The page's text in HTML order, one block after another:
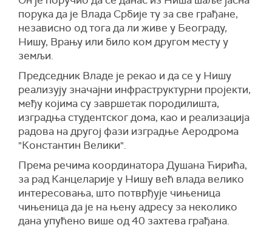
порука да је Влада Србије ту за све грађане,
независно од тога да ли живе у Београду,
Нишу, Врању или било ком другом месту у
земљи.
Председник Владе је рекао и да се у Нишу
реализују значајни инфраструктурни пројекти,
међу којима су завршетак породилишта,
изградња студентског дома, као и реализација
радова на другој фази изградње Аеродрома
"Константин Велики".
Према речима координатора Душана Ћирића,
за рад Канцеларије у Нишу већ влада велико
интересовања, што потврђује чињеница
чињеница да је на њену адресу за неколико
дана упућено више од 40 захтева грађана.